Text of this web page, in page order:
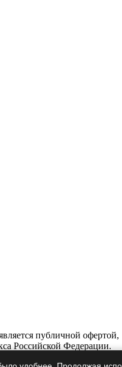
публичной офертой,
Российской Федерации.